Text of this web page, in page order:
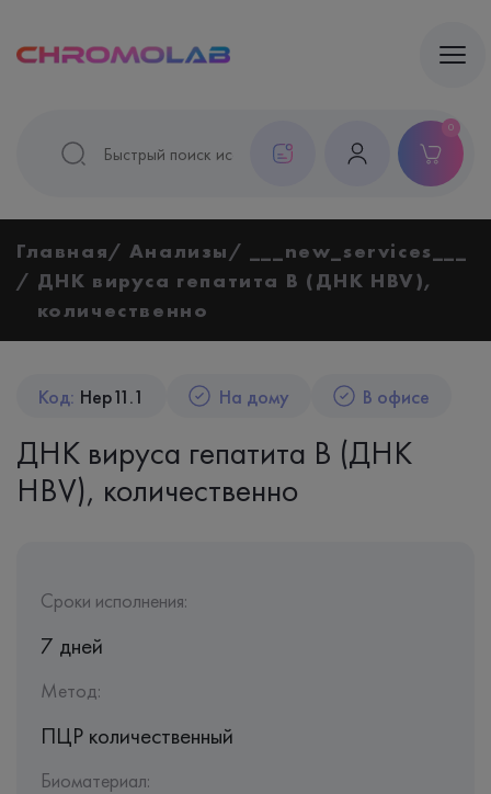
0
Главная Анализы
___new_services___
ДНК вируса гепатита B (ДНК HBV),
количественно
Код: Hep11.1 На дому В офисе
ДНК вируса гепатита B (ДНК
HBV), количественно
Сроки исполнения:
7 дней
Метод:
ПЦР количественный
Биоматериал: